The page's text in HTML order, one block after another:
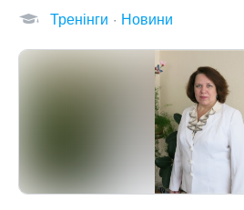
Тренінги
Новини